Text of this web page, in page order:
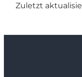
Zuletzt